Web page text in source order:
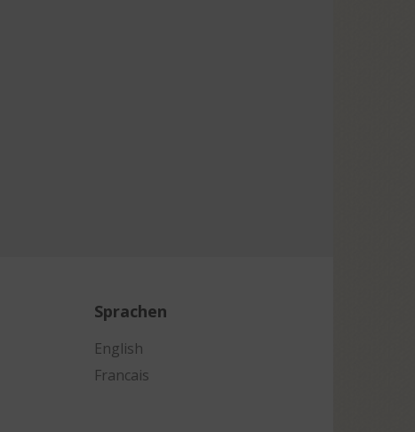
Sprachen
English
Francais